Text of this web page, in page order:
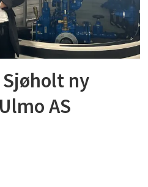
Sjøholt ny
AS